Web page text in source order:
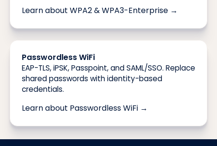
Learn about WPA2 & WPA3-Enterprise →
Passwordless WiFi
EAP-TLS, iPSK, Passpoint, and SAML/SSO. Replace
shared passwords with identity-based
credentials.
Learn about Passwordless WiFi →